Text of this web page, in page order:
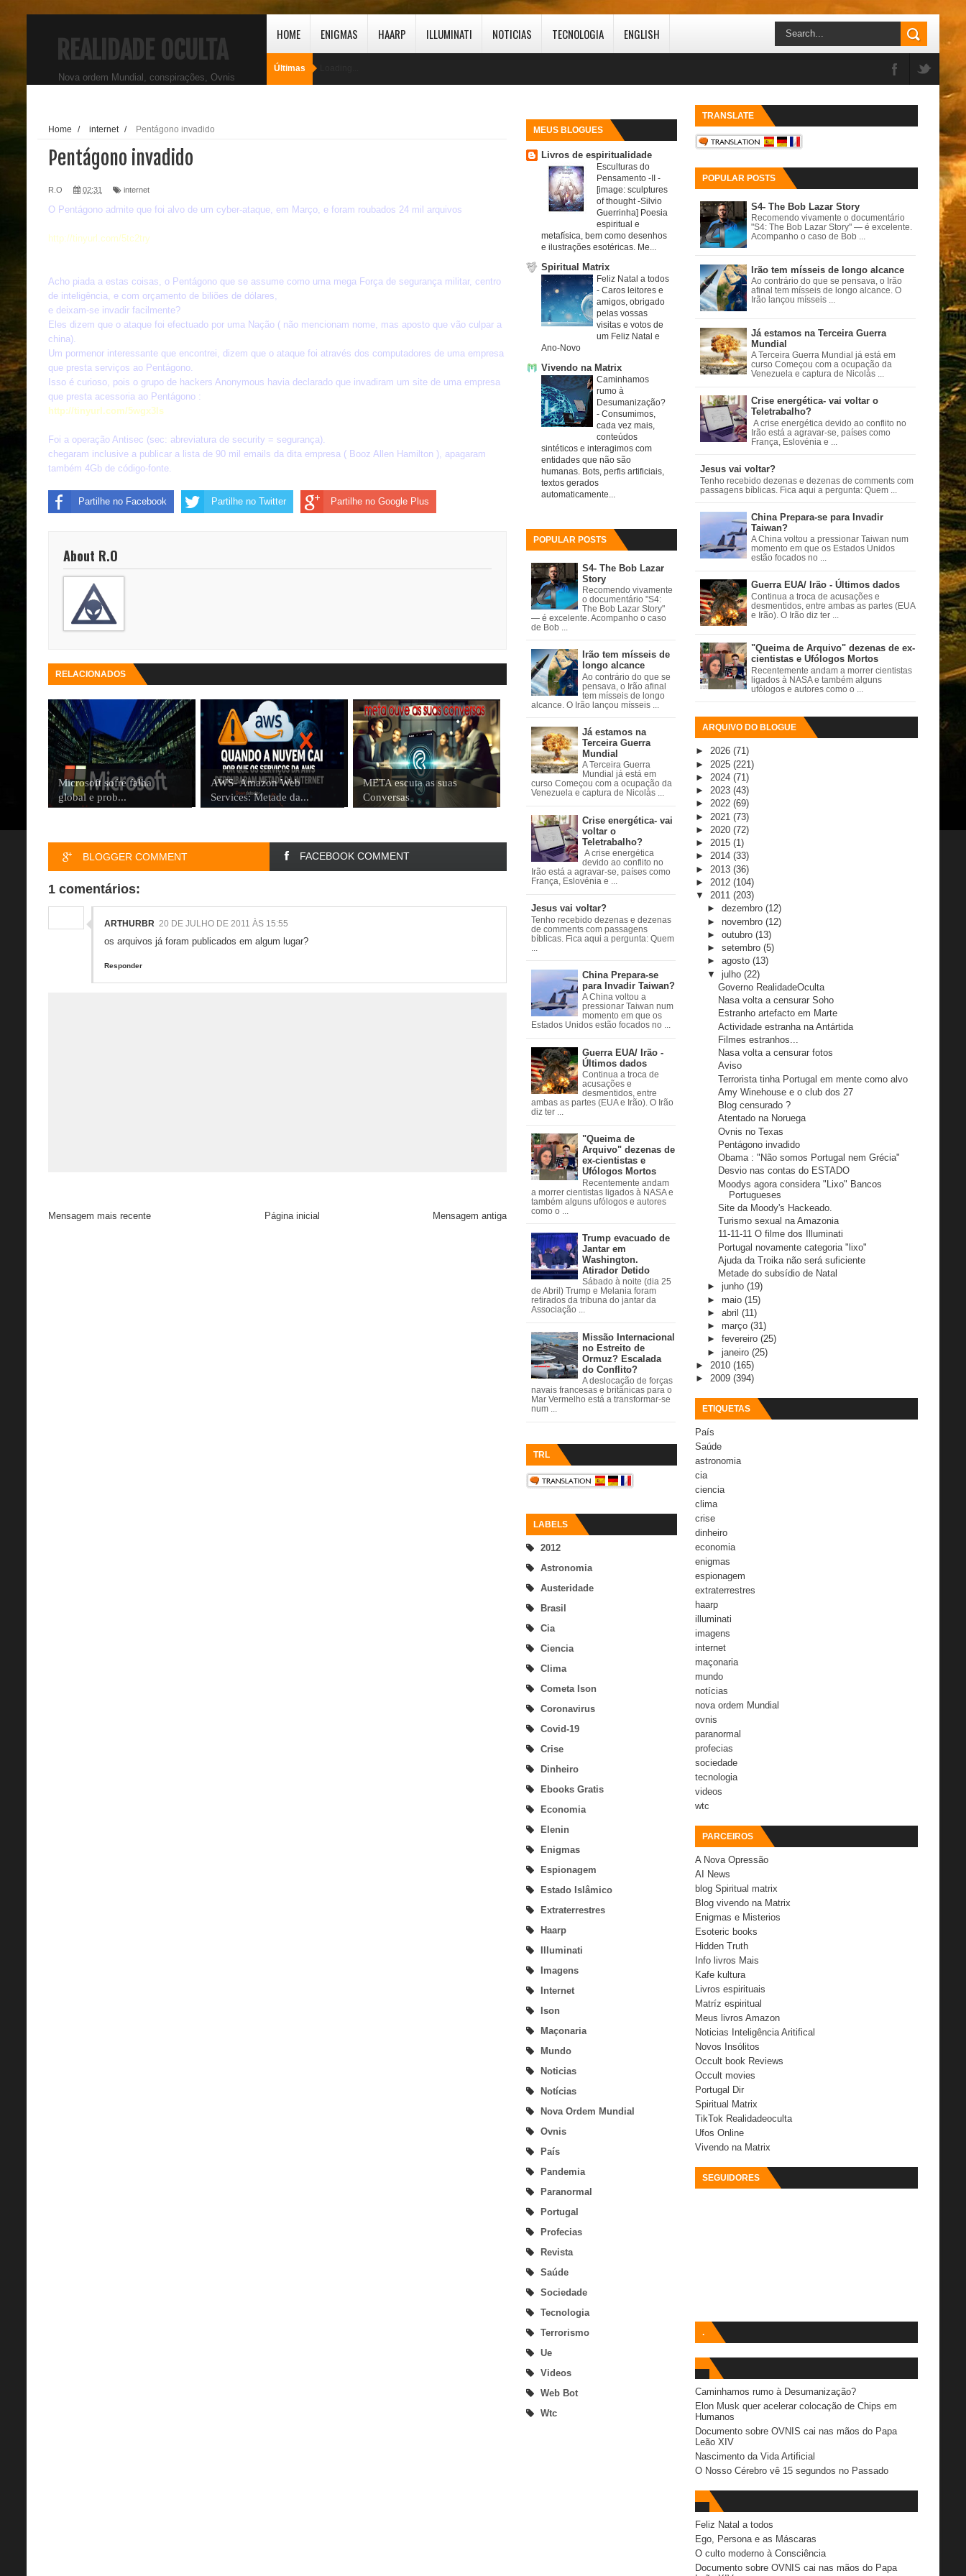
REALIDADE OCULTA
Nova ordem Mundial, conspirações, Ovnis
HOME ENIGMAS HAARP ILLUMINATI NOTICIAS TECNOLOGIA ENGLISH
Últimas
MEUS BLOGUES
Livros de espiritualidade
Esculturas do
Pensamento -II -
[image: sculptures
of thought -Silvio
Guerrinha] Poesia
espiritual e
metafísica, bem como desenhos
e ilustrações esotéricas. Me...
Spiritual Matrix
Feliz Natal a todos
- Caros leitores e
amigos, obrigado
pelas vossas
visitas e votos de
um Feliz Natal e
Ano-Novo
Vivendo na Matrix
Caminhamos
rumo à
Desumanização?
- Consumimos,
cada vez mais,
conteúdos
sintéticos e interagimos com
entidades que não são
humanas. Bots, perfis artificiais,
textos gerados
automaticamente...
POPULAR POSTS
S4- The Bob Lazar
Story
Recomendo vivamente
o documentário "S4:
The Bob Lazar Story"
— é excelente. Acompanho o caso
de Bob ...
Irão tem mísseis de
longo alcance
Ao contrário do que se
pensava, o Irão afinal
tem mísseis de longo
alcance. O Irão lançou mísseis ...
Já estamos na
Terceira Guerra
Mundial
A Terceira Guerra
Mundial já está em
curso Começou com a ocupação da
Venezuela e captura de Nicolás ...
Crise energética- vai
voltar o
Teletrabalho?
A crise energética
devido ao conflito no
Irão está a agravar-se, países como
França, Eslovénia e ...
Jesus vai voltar?
Tenho recebido dezenas e dezenas
de comments com passagens
bíblicas. Fica aqui a pergunta: Quem
China Prepara-se
para Invadir Taiwan?
A China voltou a
pressionar Taiwan num
momento em que os
Estados Unidos estão focados no ...
Guerra EUA/ Irão -
Últimos dados
Continua a troca de
acusações e
desmentidos, entre
ambas as partes (EUA e Irão). O Irão
diz ter ...
"Queima de
Arquivo" dezenas de
ex-cientistas e
Ufólogos Mortos
Recentemente andam
a morrer cientistas ligados à NASA e
também alguns ufólogos e autores
como o ...
Trump evacuado de
Jantar em
Washington.
Atirador Detido
Sábado à noite (dia 25
de Abril) Trump e Melania foram
retirados da tribuna do jantar da
Associação ...
Missão Internacional
no Estreito de
Ormuz? Escalada
do Conflito?
A deslocação de forças
navais francesas e britânicas para o
Mar Vermelho está a transformar-se
num ...
TRL
LABELS
2012
Astronomia
Austeridade
Brasil
Cia
Ciencia
Clima
Cometa Ison
Coronavirus
Covid-19
Crise
Dinheiro
Ebooks Gratis
Economia
Elenin
Enigmas
Espionagem
Estado Islâmico
Extraterrestres
Haarp
Illuminati
Imagens
Internet
Ison
Maçonaria
Mundo
Noticias
Notícias
Nova Ordem Mundial
Ovnis
País
Pandemia
Paranormal
Portugal
Profecias
Revista
Saúde
Sociedade
Tecnologia
Terrorismo
Ue
Videos
Web Bot
Wtc
Home / internet / Pentágono invadido
Pentágono invadido
R.O 02:31 internet
O Pentágono admite que foi alvo de um cyber-ataque, em Março, e foram roubados 24 mil arquivos
http://tinyurl.com/5tc2try
Acho piada a estas coisas, o Pentágono que se assume como uma mega Força de segurança militar, centro
de inteligência, e com orçamento de biliões de dólares,
e deixam-se invadir facilmente?
Eles dizem que o ataque foi efectuado por uma Nação ( não mencionam nome, mas aposto que vão culpar a
china).
Um pormenor interessante que encontrei, dizem que o ataque foi através dos computadores de uma empresa
que presta serviços ao Pentágono.
Isso é curioso, pois o grupo de hackers Anonymous havia declarado que invadiram um site de uma empresa
que presta acessoria ao Pentágono :
http://tinyurl.com/5wgx3ls
Foi a operação Antisec (sec: abreviatura de security = segurança).
chegaram inclusive a publicar a lista de 90 mil emails da dita empresa ( Booz Allen Hamilton ), apagaram
também 4Gb de código-fonte.
Partilhe no Facebook Partilhe no Twitter Partilhe no Google Plus
About R.O
RELACIONADOS
Microsoft sofre falha
global e prob...
AWS- Amazon Web
Services: Metade da...
META escuta as suas
Conversas
BLOGGER COMMENT FACEBOOK COMMENT
1 comentários:
ARTHURBR 20 DE JULHO DE 2011 ÀS 15:55
os arquivos já foram publicados em algum lugar?
Responder
Mensagem mais recente Mensagem antiga
Página inicial
TRANSLATE
POPULAR POSTS
S4- The Bob Lazar Story
Recomendo vivamente o documentário
"S4: The Bob Lazar Story" — é excelente.
Acompanho o caso de Bob ...
Irão tem mísseis de longo alcance
Ao contrário do que se pensava, o Irão
afinal tem mísseis de longo alcance. O
Irão lançou mísseis ...
Já estamos na Terceira Guerra
Mundial
A Terceira Guerra Mundial já está em
curso Começou com a ocupação da
Venezuela e captura de Nicolás ...
Crise energética- vai voltar o
Teletrabalho?
A crise energética devido ao conflito no
Irão está a agravar-se, países como
França, Eslovénia e ...
Jesus vai voltar?
Tenho recebido dezenas e dezenas de comments com
passagens bíblicas. Fica aqui a pergunta: Quem ...
China Prepara-se para Invadir
Taiwan?
A China voltou a pressionar Taiwan num
momento em que os Estados Unidos
estão focados no ...
Guerra EUA/ Irão - Últimos dados
Continua a troca de acusações e
desmentidos, entre ambas as partes (EUA
e Irão). O Irão diz ter ...
"Queima de Arquivo" dezenas de ex-
cientistas e Ufólogos Mortos
Recentemente andam a morrer cientistas
ligados à NASA e também alguns
ufólogos e autores como o ...
ARQUIVO DO BLOGUE
► 2026 (71)
► 2025 (221)
► 2024 (71)
► 2023 (43)
► 2022 (69)
► 2021 (73)
► 2020 (72)
► 2015 (1)
► 2014 (33)
► 2013 (36)
► 2012 (104)
▼ 2011 (203)
► dezembro (12)
► novembro (12)
► outubro (13)
► setembro (5)
► agosto (13)
▼ julho (22)
Governo RealidadeOculta
Nasa volta a censurar Soho
Estranho artefacto em Marte
Actividade estranha na Antártida
Filmes estranhos...
Nasa volta a censurar fotos
Aviso
Terrorista tinha Portugal em mente como alvo
Amy Winehouse e o club dos 27
Blog censurado ?
Atentado na Noruega
Ovnis no Texas
Pentágono invadido
Obama : "Não somos Portugal nem Grécia"
Desvio nas contas do ESTADO
Moodys agora considera "Lixo" Bancos
Portugueses
Site da Moody's Hackeado.
Turismo sexual na Amazonia
11-11-11 O filme dos Illuminati
Portugal novamente categoria "lixo"
Ajuda da Troika não será suficiente
Metade do subsídio de Natal
► junho (19)
► maio (15)
► abril (11)
► março (31)
► fevereiro (25)
► janeiro (25)
► 2010 (165)
► 2009 (394)
ETIQUETAS
País
Saúde
astronomia
cia
ciencia
clima
crise
dinheiro
economia
enigmas
espionagem
extraterrestres
haarp
illuminati
imagens
internet
maçonaria
mundo
notícias
nova ordem Mundial
ovnis
paranormal
profecias
sociedade
tecnologia
videos
wtc
PARCEIROS
A Nova Opressão
AI News
blog Spiritual matrix
Blog vivendo na Matrix
Enigmas e Misterios
Esoteric books
Hidden Truth
Info livros Mais
Kafe kultura
Livros espirituais
Matríz espiritual
Meus livros Amazon
Noticias Inteligência Aritifical
Novos Insólitos
Occult book Reviews
Occult movies
Portugal Dir
Spiritual Matrix
TikTok Realidadeoculta
Ufos Online
Vivendo na Matrix
SEGUIDORES
.
Caminhamos rumo à Desumanização?
Elon Musk quer acelerar colocação de Chips em
Humanos
Documento sobre OVNIS cai nas mãos do Papa
Leão XIV
Nascimento da Vida Artificial
O Nosso Cérebro vê 15 segundos no Passado
Feliz Natal a todos
Ego, Persona e as Máscaras
O culto moderno à Consciência
Documento sobre OVNIS cai nas mãos do Papa